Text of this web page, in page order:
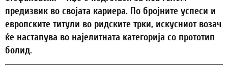
предизвик во својата кариера. По бројните успеси и
европските титули во ридските трки, искусниот возач
ќе настапува во најелитната категорија со прототип
болид.